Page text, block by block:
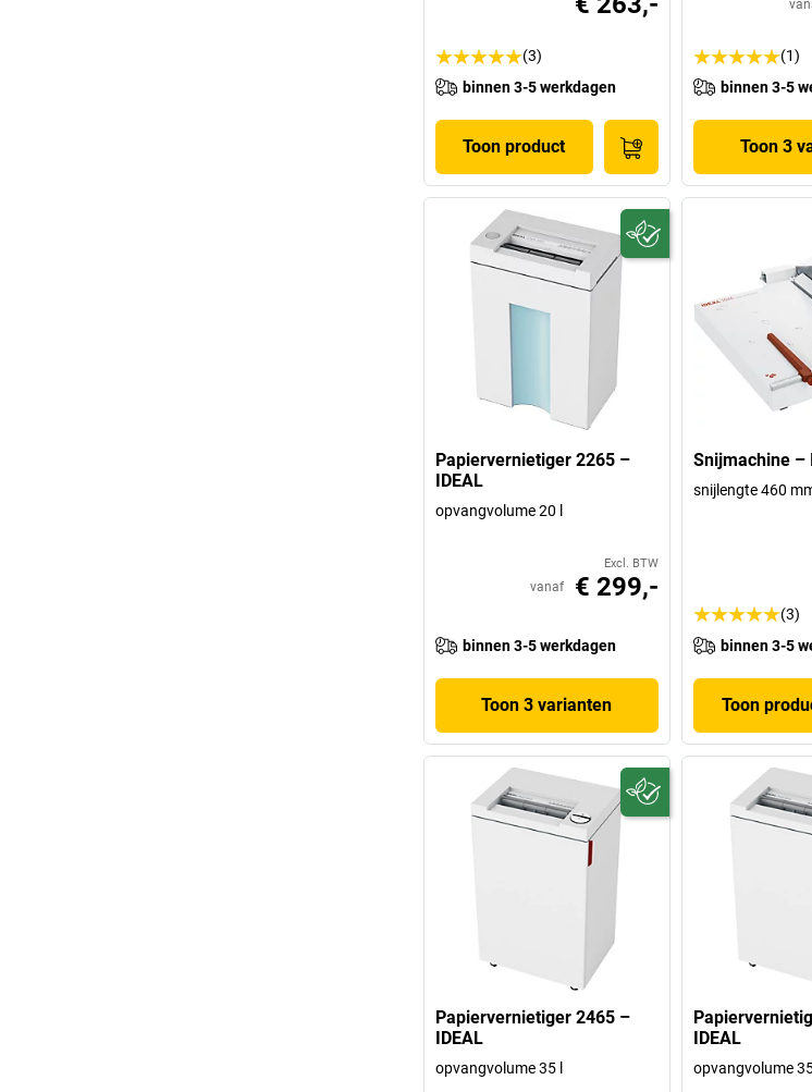
(3)
binnen 3-5 werkdagen
Toon product
(1)
binnen 3-5
Toon 3
Papiervernietiger 2265 –
IDEAL
opvangvolume 20 l
Excl. BTW
vanaf € 299,-
binnen 3-5 werkdagen
Toon 3 varianten
Snijmachine –
snijlengte 460
(3)
binnen 3-5
Toon
Papiervernietiger 2465 –
IDEAL
opvangvolume 35 l
IDEAL
opvangvolume 35